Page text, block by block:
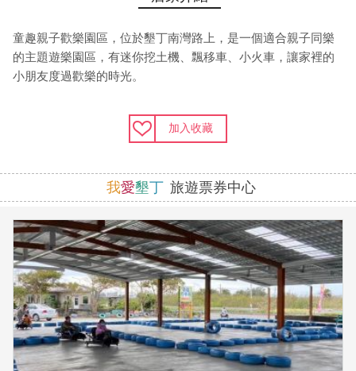
童趣親子歡樂園區，位於墾丁南灣路上，是一個適合親子同樂
的主題遊樂園區，有迷你挖土機、飄移車、小火車，讓家裡的
小朋友度過歡樂的時光。
加入收藏
我愛墾丁 旅遊票券中心